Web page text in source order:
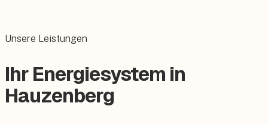
Unsere Leistungen
Ihr Energiesystem in
Hauzenberg